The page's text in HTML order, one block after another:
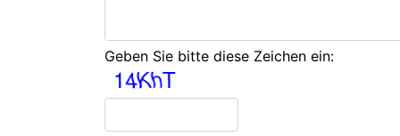
Geben Sie bitte diese Zeichen ein: